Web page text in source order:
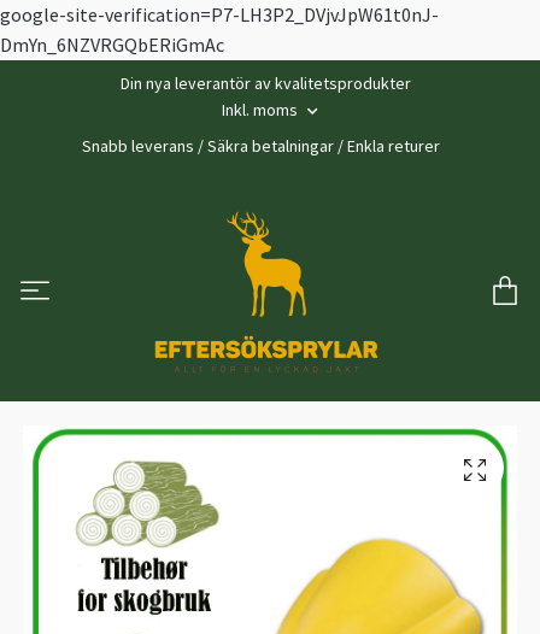
google-site-verification=P7-LH3P2_DVjvJpW61t0nJ-
DmYn_6NZVRGQbERiGmAc
Din nya leverantör av kvalitetsprodukter
Inkl. moms
Snabb leverans / Säkra betalningar / Enkla returer